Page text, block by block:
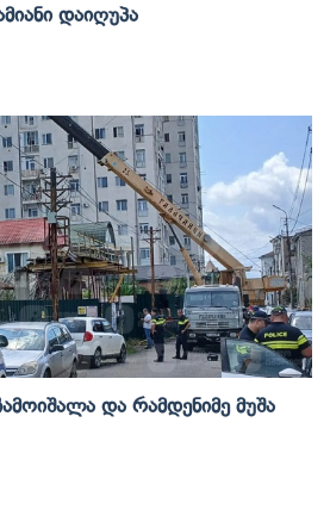
Დაიღუპა
Და Რამდენიმე Მუშა